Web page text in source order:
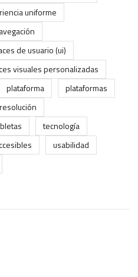
uniforme
de usuario (ui)
visuales personalizadas
plataforma
plataformas
resolución
tecnología
usabilidad